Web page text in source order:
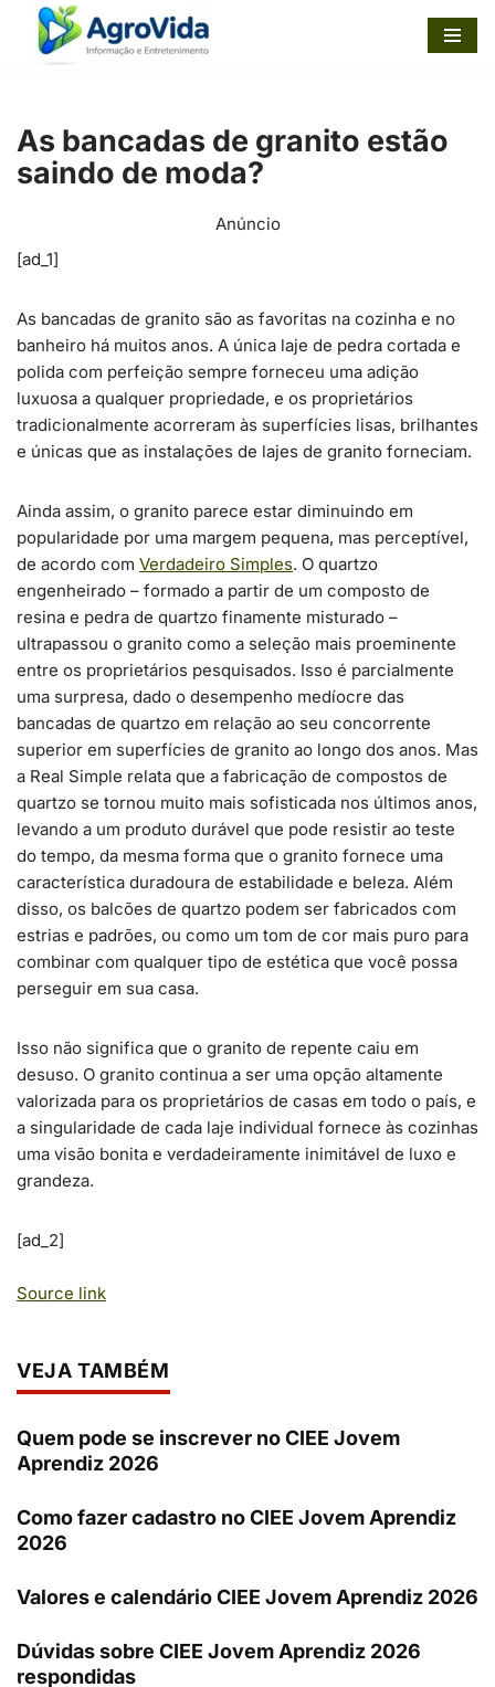
Pular
conteúdo
As bancadas de granito estão
saindo de moda?
Anúncio
[ad_1]
As bancadas de granito são as favoritas na cozinha e no
banheiro há muitos anos. A única laje de pedra cortada e
polida com perfeição sempre forneceu uma adição
luxuosa a qualquer propriedade, e os proprietários
tradicionalmente acorreram às superfícies lisas, brilhantes
e únicas que as instalações de lajes de granito forneciam.
Ainda assim, o granito parece estar diminuindo em
popularidade por uma margem pequena, mas perceptível,
de acordo com Verdadeiro Simples. O quartzo
engenheirado – formado a partir de um composto de
resina e pedra de quartzo finamente misturado –
ultrapassou o granito como a seleção mais proeminente
entre os proprietários pesquisados. Isso é parcialmente
uma surpresa, dado o desempenho medíocre das
bancadas de quartzo em relação ao seu concorrente
superior em superfícies de granito ao longo dos anos. Mas
a Real Simple relata que a fabricação de compostos de
quartzo se tornou muito mais sofisticada nos últimos anos,
levando a um produto durável que pode resistir ao teste
do tempo, da mesma forma que o granito fornece uma
característica duradoura de estabilidade e beleza. Além
disso, os balcões de quartzo podem ser fabricados com
estrias e padrões, ou como um tom de cor mais puro para
combinar com qualquer tipo de estética que você possa
perseguir em sua casa.
Isso não significa que o granito de repente caiu em
desuso. O granito continua a ser uma opção altamente
valorizada para os proprietários de casas em todo o país, e
a singularidade de cada laje individual fornece às cozinhas
uma visão bonita e verdadeiramente inimitável de luxo e
grandeza.
[ad_2]
Source link
VEJA TAMBÉM
Quem pode se inscrever no CIEE Jovem
Aprendiz 2026
Como fazer cadastro no CIEE Jovem Aprendiz
2026
Valores e calendário CIEE Jovem Aprendiz 2026
Dúvidas sobre CIEE Jovem Aprendiz 2026
respondidas